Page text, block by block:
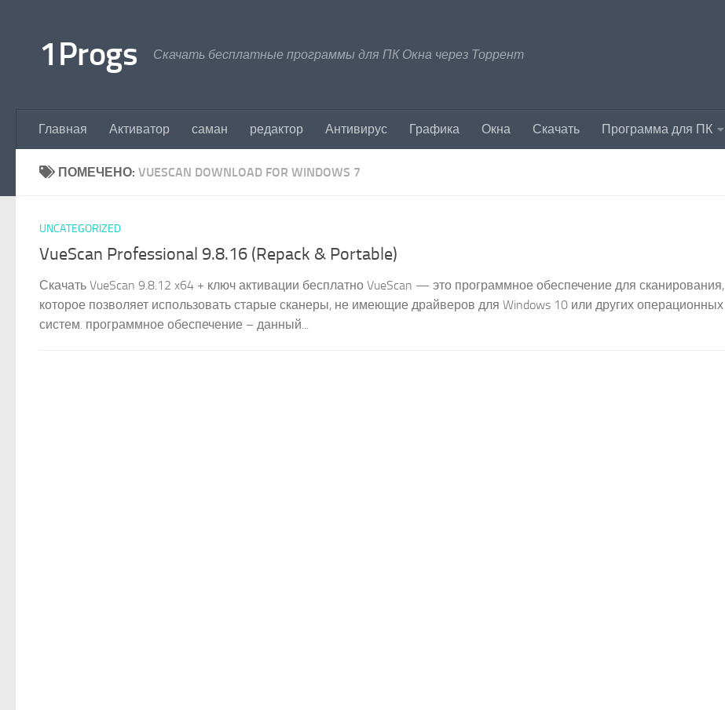
1Progs Скачать бесплатные программы для ПК Окна через Торрент
Главная Активатор саман редактор Антивирус Графика Окна Скачать Программа для ПК
ПОМЕЧЕНО: VUESCAN DOWNLOAD FOR WINDOWS 7
UNCATEGORIZED
VueScan Professional 9.8.16 (Repack & Portable)
Скачать VueScan 9.8.12 x64 + ключ активации бесплатно VueScan — это программное обеспечение для сканирования,
которое позволяет использовать старые сканеры, не имеющие драйверов для Windows 10 или других операционных
систем. программное обеспечение – данный...